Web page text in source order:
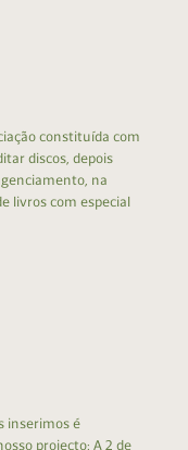
constituída com
discos, depois
na
livros com especial
inserimos é
projecto: A 2 de